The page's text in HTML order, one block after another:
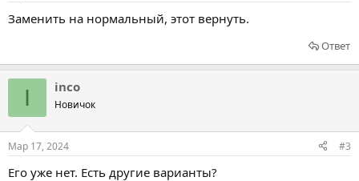
Заменить на нормальный, этот вернуть.
Ответ
I inco
Новичок
Мар 17, 2024 #3
Его уже нет. Есть другие варианты?